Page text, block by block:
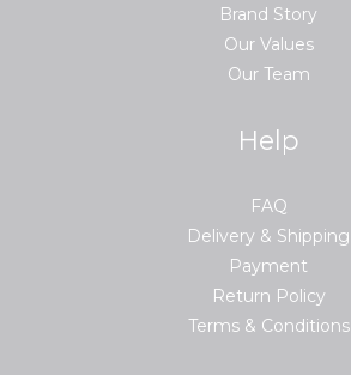
Brand Story
Our Values
Our Team
Help
FAQ
Delivery & Shipping
Payment
Return Policy
Terms & Conditions